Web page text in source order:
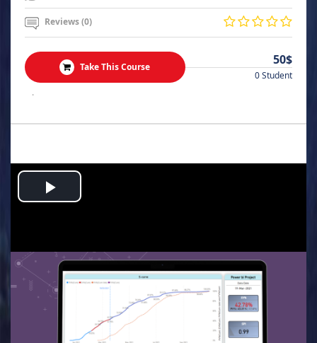
Reviews (0)
Take This Course 50$
0 Student
.
Play